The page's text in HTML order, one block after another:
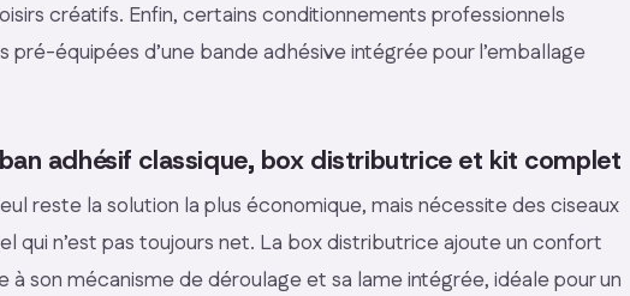
créatifs. Enfin, certains conditionnements professionnels
équipées d’une bande adhésive intégrée pour l’emballage
adhésif classique, box distributrice et kit complet
reste la solution la plus économique, mais nécessite des ciseaux
qui n’est pas toujours net. La box distributrice ajoute un confort
à son mécanisme de déroulage et sa lame intégrée, idéale pour un